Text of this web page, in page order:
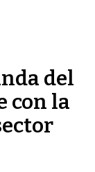
del
con la